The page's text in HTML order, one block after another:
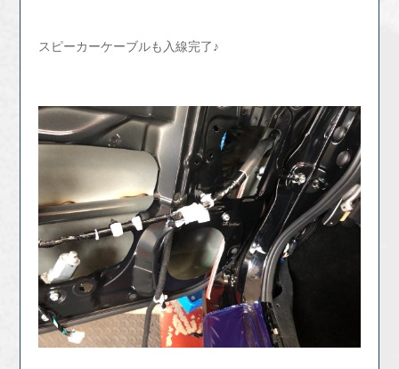
スピーカーケーブルも入線完了♪